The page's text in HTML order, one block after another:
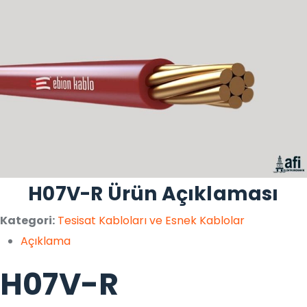
H07V-R Ürün Açıklaması
Kategori: Tesisat Kabloları ve Esnek Kablolar
Açıklama
H07V-R